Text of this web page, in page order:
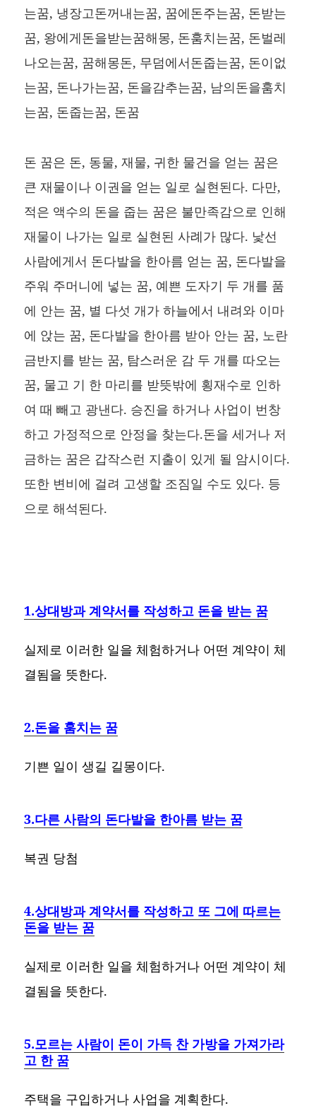
는꿈, 냉장고돈꺼내는꿈, 꿈에돈주는꿈, 돈받는
꿈, 왕에게돈을받는꿈해몽, 돈훔치는꿈, 돈벌레
나오는꿈, 꿈해몽돈, 무덤에서돈줍는꿈, 돈이없
는꿈, 돈나가는꿈, 돈을감추는꿈, 남의돈을훔치
는꿈, 돈줍는꿈, 돈꿈
돈 꿈은 돈, 동물, 재물, 귀한 물건을 얻는 꿈은
큰 재물이나 이권을 얻는 일로 실현된다. 다만,
적은 액수의 돈을 줍는 꿈은 불만족감으로 인해
재물이 나가는 일로 실현된 사례가 많다. 낯선
사람에게서 돈다발을 한아름 얻는 꿈, 돈다발을
주워 주머니에 넣는 꿈, 예쁜 도자기 두 개를 품
에 안는 꿈, 별 다섯 개가 하늘에서 내려와 이마
에 앉는 꿈, 돈다발을 한아름 받아 안는 꿈, 노란
금반지를 받는 꿈, 탐스러운 감 두 개를 따오는
꿈, 물고 기 한 마리를 받뜻밖에 횡재수로 인하
여 때 빼고 광낸다. 승진을 하거나 사업이 번창
하고 가정적으로 안정을 찾는다.돈을 세거나 저
금하는 꿈은 갑작스런 지출이 있게 될 암시이다.
또한 변비에 걸려 고생할 조짐일 수도 있다. 등
으로 해석된다.
1.상대방과 계약서를 작성하고 돈을 받는 꿈
실제로 이러한 일을 체험하거나 어떤 계약이 체
결됨을 뜻한다.
2.돈을 훔치는 꿈
기쁜 일이 생길 길몽이다.
3.다른 사람의 돈다발을 한아름 받는 꿈
복권 당첨
4.상대방과 계약서를 작성하고 또 그에 따르는
돈을 받는 꿈
실제로 이러한 일을 체험하거나 어떤 계약이 체
결됨을 뜻한다.
5.모르는 사람이 돈이 가득 찬 가방을 가져가라
고 한 꿈
주택을 구입하거나 사업을 계획한다.